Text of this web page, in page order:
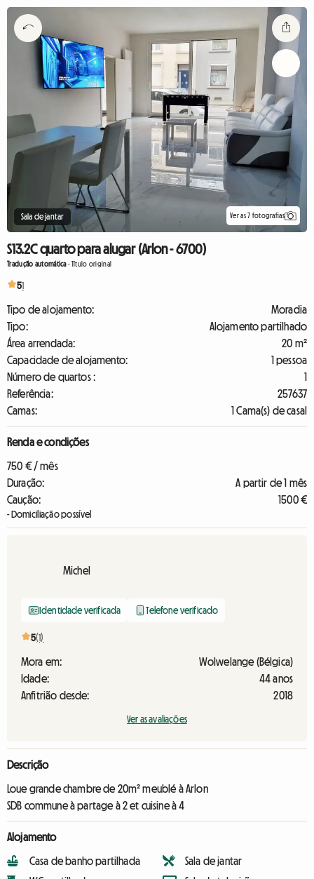
Sala de jantar Ver as 7 fotografias
S13.2C quarto para alugar (Arlon - 6700)
Tradução automática-Título original
51
Tipo de alojamento:
Moradia
Tipo:
Alojamento partilhado
Área arrendada:
20 m²
Capacidade de alojamento:
1 pessoa
Número de quartos :
1
Referência:
257637
Camas:
1 Cama(s) de casal
Renda e condições
750 € / mês
Duração:
A partir de 1 mês
Caução:
1500 €
- Domiciliação possível
Michel
Identidade verificada Telefone verificado
5(1)
Mora em:
Wolwelange (Bélgica)
Idade:
44 anos
Anfitrião desde:
2018
Ver as avaliações
Descrição
Loue grande chambre de 20m² meublé à Arlon
SDB commune à partage à 2 et cuisine à 4
Alojamento
Casa de banho partilhada
Sala de jantar